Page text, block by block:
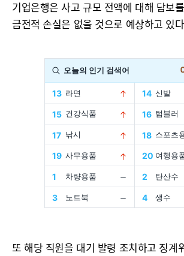
기업은행은 사고 규모 전액에 대해 담보
금전적 손실은 없을 것으로 예상하고 있
또 해당 직원을 대기 발령 조치하고 징계